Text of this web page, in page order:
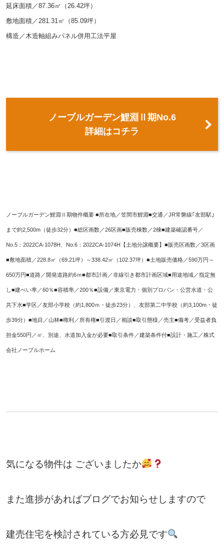
延床面積／87.36㎡（26.42坪）
敷地面積／281.31㎡（85.09坪）
構造／木造軸組みパネル併用工法平屋
ノーブルガーデン鯉淵Ⅱ期No.6
詳細はコチラ
ノーブルガーデン鯉淵Ⅱ期物件概要 ■所在地／笠間市鯉淵■交通／JR常磐線｢友部駅｣
まで約2,500m（徒歩32分）■総区画数／26区画■販売棟数／2棟■建築確認番号／
No.5：2022CA-1078H、No.6：2022CA-1074H【土地分譲概要】■販売区画数／3区画
■敷地面積／228.8㎡（69.21坪）～338.42㎡（102.37坪）■土地販売価格／590万円～
650万円■道路／開発道路約6ｍ■都市計画／非線引き都市計画区域■用途地域／指定無
し■建ぺい率／60％■容積率／200％■設備／東京電力・個別プロパン・公営水道・公
共下水■学区／友部小学校（約1,800ｍ・徒歩23分）、友部第二中学校（約3,100m・徒
歩39分）■地目／山林■権利／所有権■引渡日／相談■取引態様／売主■備考／受益者負
担金550円／㎡、別途、水道加入金が必要■取引条件／建築条件付■設計・施工／株式
会社ノーブルホーム
気になる物件は ございましたか
また進捗があればブログでお知らせしますので
建売住宅を検討されている方必見です